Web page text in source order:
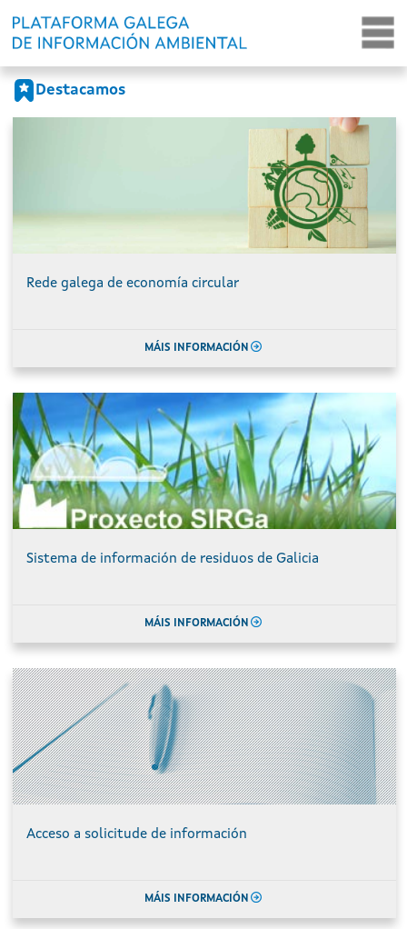
Destacamos
Rede galega de economía circular
MÁIS INFORMACIÓN
Sistema de información de residuos de Galicia
MÁIS INFORMACIÓN
Acceso a solicitude de información
MÁIS INFORMACIÓN